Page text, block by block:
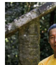
Bank
Taishin
Syarikat
Rakuten
Jika anda
akan
Later selepas
mudah alih
akhir
disahkan.
1. Dengan
pengesahan
2. Anda boleh
3. Tiada
dihantar ke
4. Setelah
manakala ahli
Pemindahan
Pilihan
全家取貨付款
NT$100/